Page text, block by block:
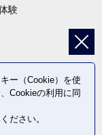
験
ー（Cookie）を使
Cookieの利用に同
ださい。